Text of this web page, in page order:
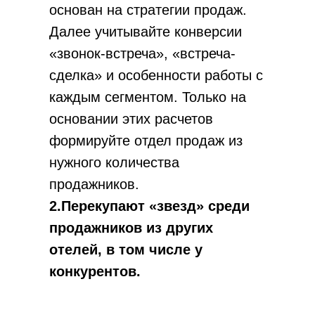
основан на стратегии продаж.
Далее учитывайте конверсии
«звонок-встреча», «встреча-
сделка» и особенности работы с
каждым сегментом. Только на
основании этих расчетов
формируйте отдел продаж из
нужного количества
продажников.
2.Перекупают «звезд» среди
продажников из других
отелей, в том числе у
конкурентов.